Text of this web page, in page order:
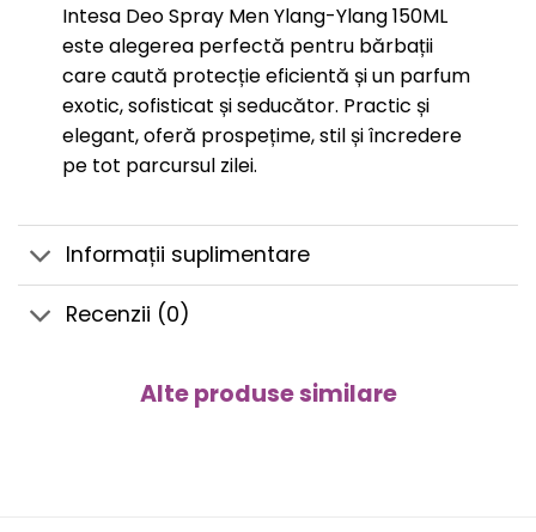
Intesa Deo Spray Men Ylang-Ylang 150ML
este alegerea perfectă pentru bărbații
care caută protecție eficientă și un parfum
exotic, sofisticat și seducător. Practic și
elegant, oferă prospețime, stil și încredere
pe tot parcursul zilei.
Informații suplimentare
Recenzii (0)
Alte produse similare